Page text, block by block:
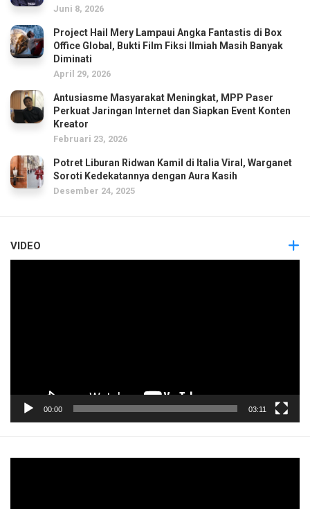
Juni 8, 2026
Project Hail Mery Lampaui Angka Fantastis di Box
Office Global, Bukti Film Fiksi Ilmiah Masih Banyak
Diminati
April 29, 2026
Antusiasme Masyarakat Meningkat, MPP Paser
Perkuat Jaringan Internet dan Siapkan Event Konten
Kreator
Februari 23, 2026
Potret Liburan Ridwan Kamil di Italia Viral, Warganet
Soroti Kedekatannya dengan Aura Kasih
Desember 24, 2025
VIDEO
00:00 03:11